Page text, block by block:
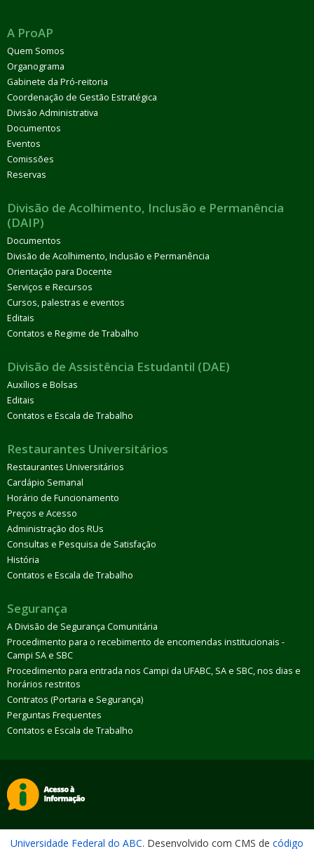
A ProAP
Quem Somos
Organograma
Gabinete da Pró-reitoria
Coordenação de Gestão Estratégica
Divisão Administrativa
Documentos
Eventos
Comissões
Reservas
Divisão de Acolhimento, Inclusão e Permanência
(DAIP)
Documentos
Divisão de Acolhimento, Inclusão e Permanência
Orientação para Docente
Serviços e Recursos
Cursos, palestras e eventos
Editais
Contatos e Regime de Trabalho
Divisão de Assistência Estudantil (DAE)
Auxílios e Bolsas
Editais
Contatos e Escala de Trabalho
Restaurantes Universitários
Restaurantes Universitários
Cardápio Semanal
Horário de Funcionamento
Preços e Acesso
Administração dos RUs
Consultas e Pesquisa de Satisfação
História
Contatos e Escala de Trabalho
Segurança
A Divisão de Segurança Comunitária
Procedimento para o recebimento de encomendas institucionais -
Campi SA e SBC
Procedimento para entrada nos Campi da UFABC, SA e SBC, nos dias e
horários restritos
Contratos (Portaria e Segurança)
Perguntas Frequentes
Contatos e Escala de Trabalho
Universidade Federal do ABC. Desenvolvido com CMS de código